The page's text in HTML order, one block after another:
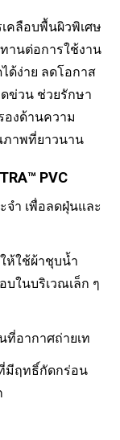
เคลือบพื้นผิวพิเศษ
านต่อการใช้งาน
ด้ง่าย ลดโอกาส
ข่วน ช่วยรักษา
องด้านความ
าพที่ยาวนาน
PVC
จำ เพื่อลดฝุ่นและ
ห้ใช้ผ้าชุบน้ำ
ในบริเวณเล็ก ๆ
ที่อากาศถ่ายเท
มีฤทธิ์กัดกร่อน